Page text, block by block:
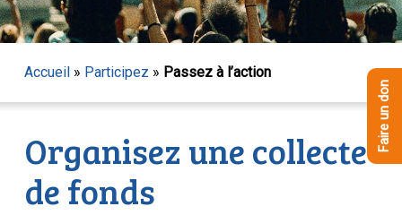
Accueil» Participez » Passez à l’action
Organisez une collecte
de fonds
Faire un don